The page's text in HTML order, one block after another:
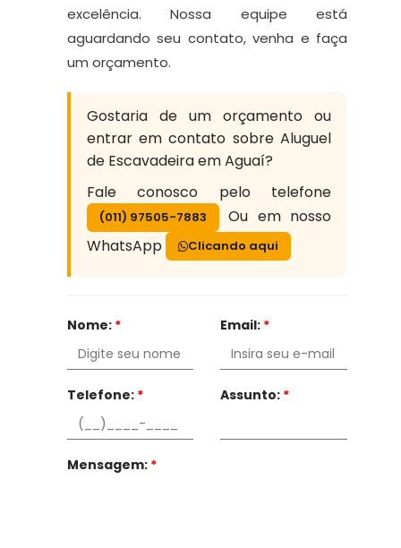
excelência. Nossa equipe está
aguardando seu contato, venha e faça
um orçamento.
Gostaria de um orçamento ou
entrar em contato sobre Aluguel
de Escavadeira em Aguaí?
Fale conosco pelo telefone
(011) 97505-7883
Ou em nosso
WhatsApp
Clicando aqui
Nome: * Email: *
Telefone: * Assunto: *
Mensagem: *